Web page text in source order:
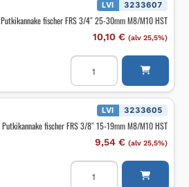
78mm
M8/M10
määrä
LVI 3233607
Putkikannake fischer FRS 3/4″ 25-30mm M8/M10 HST
10,10 € (alv 25,5%)
Putkikannake
fischer
3/4"
25-
30mm
M8/M10
HST
määrä
LVI 3233605
Putkikannake fischer FRS 3/8″ 15-19mm M8/M10 HST
9,54 € (alv 25,5%)
Putkikannake
fischer